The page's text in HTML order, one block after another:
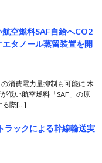
空燃料SAF自給へCO2
タノール蒸留装置を開
消費電力量抑制も可能に 木
低い航空燃料「SAF」の原
る際[…]
ラックによる幹線輸送実